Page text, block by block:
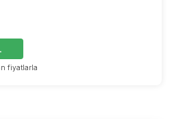
fiyatlarla